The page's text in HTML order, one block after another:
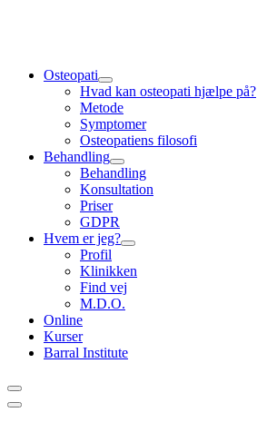
Osteopati
Hvad kan osteopati hjælpe på?
Metode
Symptomer
Osteopatiens filosofi
Behandling
Behandling
Konsultation
Priser
GDPR
Hvem er jeg?
Profil
Klinikken
Find vej
M.D.O.
Online
Kurser
Barral Institute